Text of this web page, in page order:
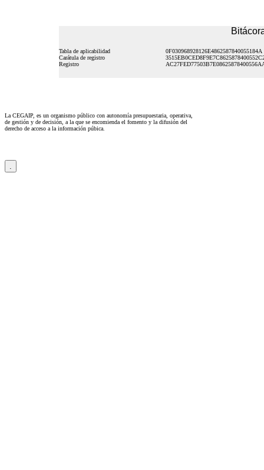
Tabla de aplicabilidad
0F030968928126E4862587840055184A
Carátula de registro
Registro
La CEGAIP, es un organismo público con autonomía presupuestaria, operativa,
de gestión y de decisión, a la que se encomienda el fomento y la difusión del
derecho de acceso a la información púbica.